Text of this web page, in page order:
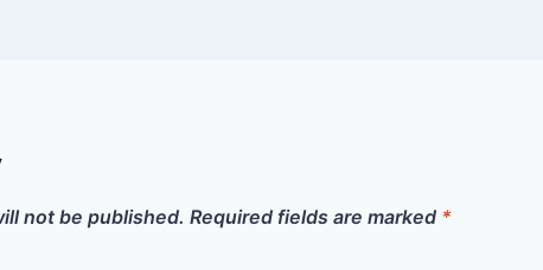
not be published. Required fields are marked *